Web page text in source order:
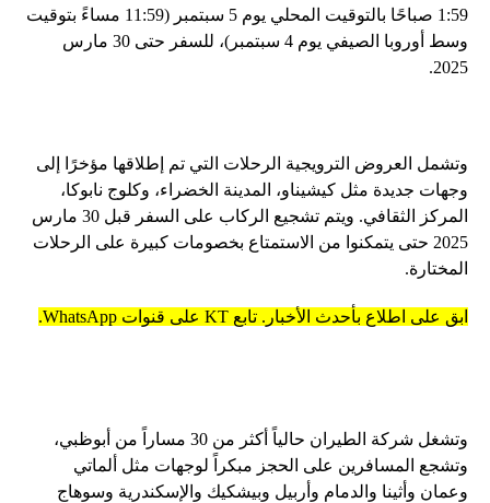
1:59 صباحًا بالتوقيت المحلي يوم 5 سبتمبر (11:59 مساءً بتوقيت
وسط أوروبا الصيفي يوم 4 سبتمبر)، للسفر حتى 30 مارس
2025.
وتشمل العروض الترويجية الرحلات التي تم إطلاقها مؤخرًا إلى
وجهات جديدة مثل كيشيناو، المدينة الخضراء، وكلوج نابوكا،
المركز الثقافي. ويتم تشجيع الركاب على السفر قبل 30 مارس
2025 حتى يتمكنوا من الاستمتاع بخصومات كبيرة على الرحلات
المختارة.
ابق على اطلاع بأحدث الأخبار. تابع KT على قنوات WhatsApp.
وتشغل شركة الطيران حالياً أكثر من 30 مساراً من أبوظبي،
وتشجع المسافرين على الحجز مبكراً لوجهات مثل ألماتي
وعمان وأثينا والدمام وأربيل وبيشكيك والإسكندرية وسوهاج